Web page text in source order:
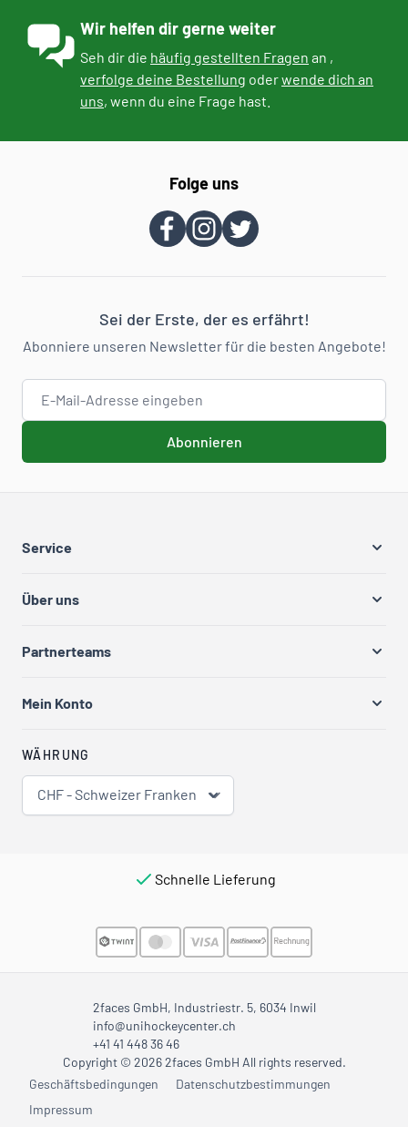
Wir helfen dir gerne weiter
Seh dir die häufig gestellten Fragen an ,
verfolge deine Bestellung oderwende dich an
uns, wenn du eine Frage hast.
Folge uns
Sei der Erste, der es erfährt!
Abonniere unseren Newsletter für die besten Angebote!
E-Mail-Adresse
Abonnieren
Service
Über uns
Partnerteams
Mein Konto
WÄHRUNG
CHF - Schweizer Franken
Schnelle Lieferung
2faces GmbH, Industriestr. 5, 6034 Inwil
info@unihockeycenter.ch
+41 41 448 36 46
Copyright © 2026 2faces GmbH All rights reserved.
Geschäftsbedingungen
Datenschutzbestimmungen
Impressum